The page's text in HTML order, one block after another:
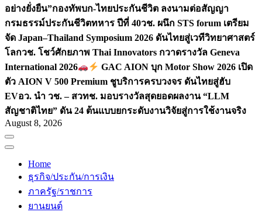
อย่างยั่งยืน”กองทัพบก-ไทยประกันชีวิต ลงนามต่อสัญญา
กรมธรรม์ประกันชีวิตทหาร ปีที่ 40วช. ผนึก STS forum เตรียม
จัด Japan–Thailand Symposium 2026 ดันไทยสู่เวทีวิทยาศาสตร์
โลกวช. โชว์ศักยภาพ Thai Innovators กวาดรางวัล Geneva
International 2026
GAC AION บุก Motor Show 2026 เปิด
ตัว AION V 500 Premium ชูบริการครบวงจร ดันไทยสู่ฮับ
EVอว. นำ วช. – สวทช. มอบรางวัลสุดยอดผลงาน “LLM
สัญชาติไทย” ดัน 24 ต้นแบบยกระดับงานวิจัยสู่การใช้งานจริง
August 8, 2026
Home
ธุรกิจ/ประกัน/การเงิน
ภาครัฐ/ราชการ
ยานยนต์